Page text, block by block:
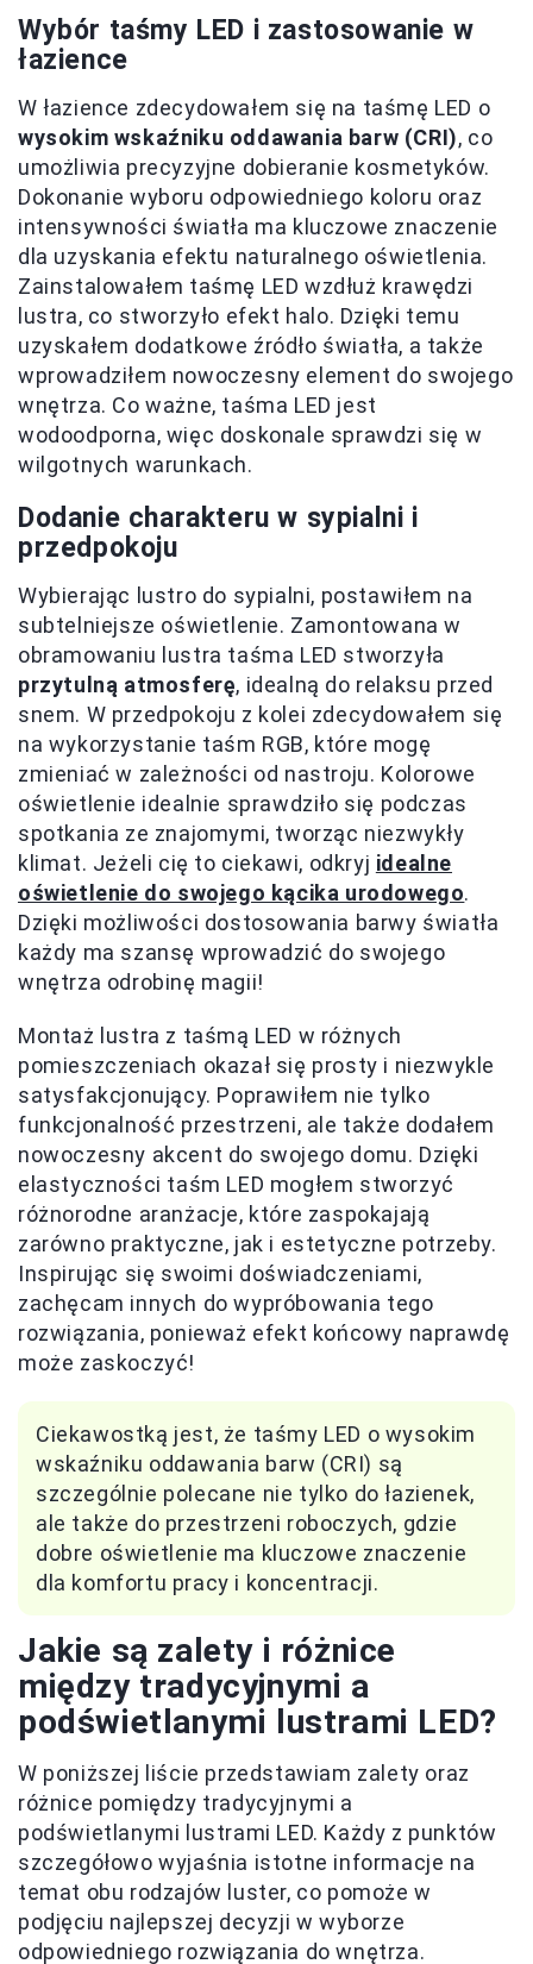
Wybór taśmy LED i zastosowanie w
łazience
W łazience zdecydowałem się na taśmę LED o
wysokim wskaźniku oddawania barw (CRI), co
umożliwia precyzyjne dobieranie kosmetyków.
Dokonanie wyboru odpowiedniego koloru oraz
intensywności światła ma kluczowe znaczenie
dla uzyskania efektu naturalnego oświetlenia.
Zainstalowałem taśmę LED wzdłuż krawędzi
lustra, co stworzyło efekt halo. Dzięki temu
uzyskałem dodatkowe źródło światła, a także
wprowadziłem nowoczesny element do swojego
wnętrza. Co ważne, taśma LED jest
wodoodporna, więc doskonale sprawdzi się w
wilgotnych warunkach.
Dodanie charakteru w sypialni i
przedpokoju
Wybierając lustro do sypialni, postawiłem na
subtelniejsze oświetlenie. Zamontowana w
obramowaniu lustra taśma LED stworzyła
przytulną atmosferę, idealną do relaksu przed
snem. W przedpokoju z kolei zdecydowałem się
na wykorzystanie taśm RGB, które mogę
zmieniać w zależności od nastroju. Kolorowe
oświetlenie idealnie sprawdziło się podczas
spotkania ze znajomymi, tworząc niezwykły
klimat. Jeżeli cię to ciekawi, odkryj idealne
oświetlenie do swojego kącika urodowego.
Dzięki możliwości dostosowania barwy światła
każdy ma szansę wprowadzić do swojego
wnętrza odrobinę magii!
Montaż lustra z taśmą LED w różnych
pomieszczeniach okazał się prosty i niezwykle
satysfakcjonujący. Poprawiłem nie tylko
funkcjonalność przestrzeni, ale także dodałem
nowoczesny akcent do swojego domu. Dzięki
elastyczności taśm LED mogłem stworzyć
różnorodne aranżacje, które zaspokajają
zarówno praktyczne, jak i estetyczne potrzeby.
Inspirując się swoimi doświadczeniami,
zachęcam innych do wypróbowania tego
rozwiązania, ponieważ efekt końcowy naprawdę
może zaskoczyć!
Ciekawostką jest, że taśmy LED o wysokim
wskaźniku oddawania barw (CRI) są
szczególnie polecane nie tylko do łazienek,
ale także do przestrzeni roboczych, gdzie
dobre oświetlenie ma kluczowe znaczenie
dla komfortu pracy i koncentracji.
Jakie są zalety i różnice
między tradycyjnymi a
podświetlanymi lustrami LED?
W poniższej liście przedstawiam zalety oraz
różnice pomiędzy tradycyjnymi a
podświetlanymi lustrami LED. Każdy z punktów
szczegółowo wyjaśnia istotne informacje na
temat obu rodzajów luster, co pomoże w
podjęciu najlepszej decyzji w wyborze
odpowiedniego rozwiązania do wnętrza.